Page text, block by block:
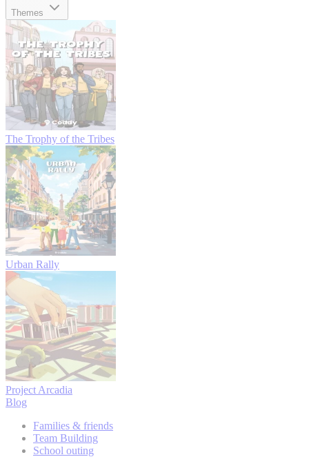
Themes
The Trophy of the Tribes
Urban Rally
Project Arcadia
Blog
Families & friends
Team Building
School outing